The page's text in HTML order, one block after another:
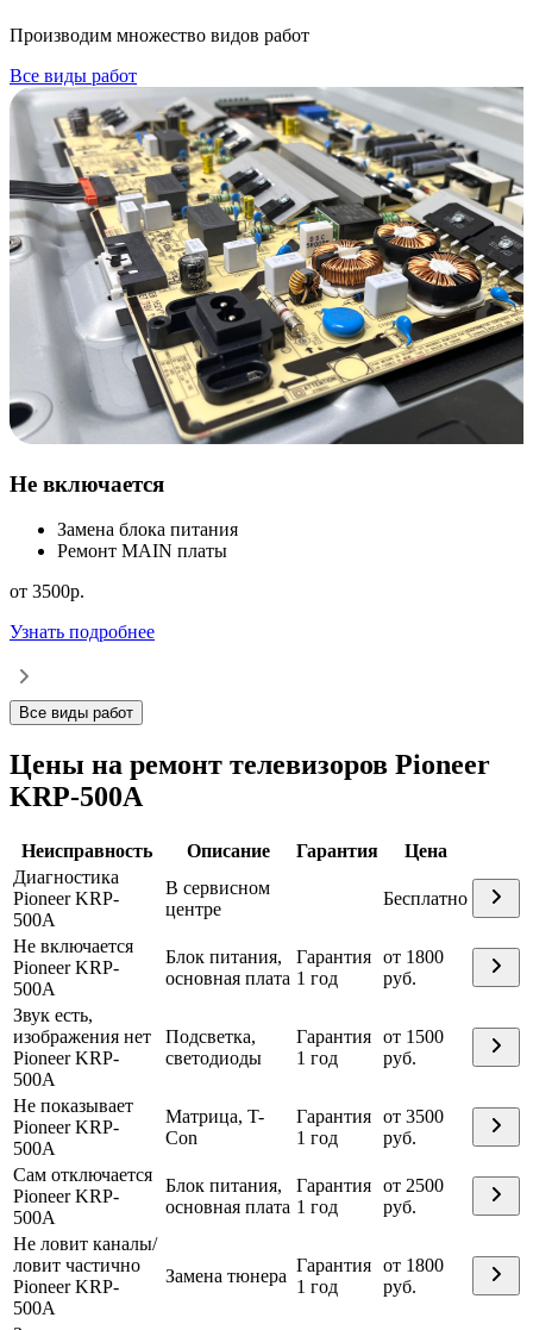
Производим множество видов работ
Все виды работ
Не включается
Замена блока питания
Ремонт MAIN платы
от 3500р.
Узнать подробнее
Все виды работ
Цены на ремонт телевизоров Pioneer
KRP-500A
Неисправность Описание Гарантия
Цена
Диагностика
Pioneer KRP-
500A
В сервисном
центре
Бесплатно
Не включается
Pioneer KRP-
500A
Блок питания,
основная плата
Гарантия
1 год
от 1800
руб.
Звук есть,
изображения нет
Pioneer KRP-
500A
Подсветка,
светодиоды
Гарантия
1 год
от 1500
руб.
Не показывает
Pioneer KRP-
500A
Матрица, T-
Con
Гарантия
1 год
от 3500
руб.
Сам отключается
Pioneer KRP-
500A
Блок питания,
основная плата
Гарантия
1 год
от 2500
руб.
Не ловит каналы/
ловит частично
Pioneer KRP-
500A
Замена тюнера
Гарантия
1 год
от 1800
руб.